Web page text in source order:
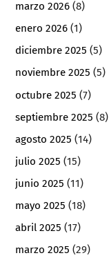
marzo 2026 (8)
enero 2026 (1)
diciembre 2025 (5)
noviembre 2025 (5)
octubre 2025 (7)
septiembre 2025 (8)
agosto 2025 (14)
julio 2025 (15)
junio 2025 (11)
mayo 2025 (18)
abril 2025 (17)
marzo 2025 (29)